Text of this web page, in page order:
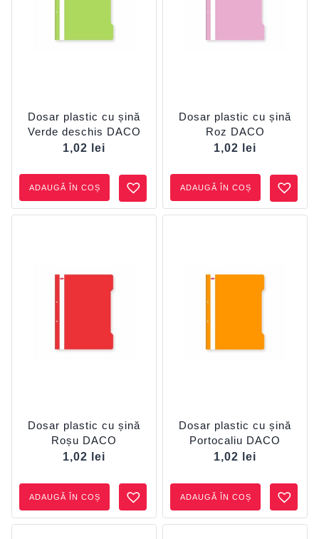
Dosar plastic cu șină
Verde deschis DACO
1,02
lei
ADAUGĂ ÎN COȘ
Dosar plastic cu șină
Roz DACO
1,02
lei
ADAUGĂ ÎN COȘ
Dosar plastic cu șină
Roșu DACO
1,02
lei
ADAUGĂ ÎN COȘ
Dosar plastic cu șină
Portocaliu DACO
1,02
lei
ADAUGĂ ÎN COȘ